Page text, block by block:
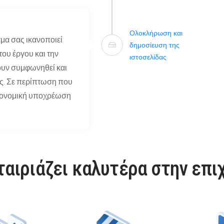
Ολοκλήρωση και
δημοσίευση της
ιστοσελίδας
σας ικανοποιεί
έργου και την
συμφωνηθεί και
Σε περίπτωση που
υποχρέωση
καλυτέρα στην